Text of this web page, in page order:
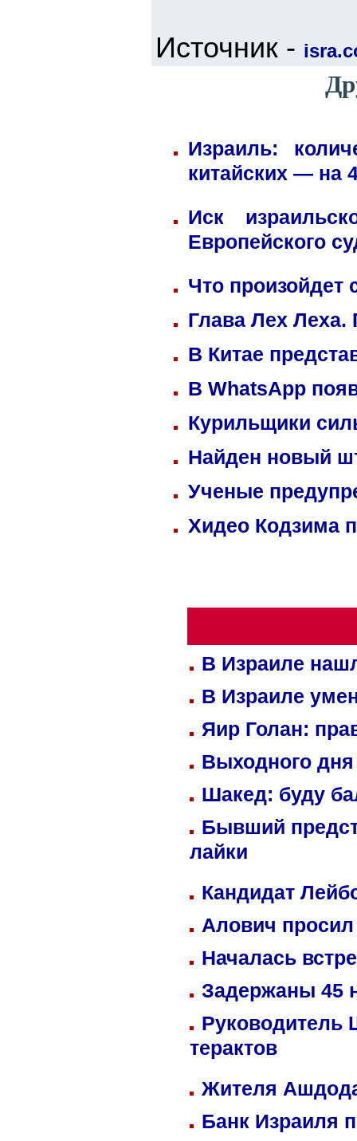
Источник -
Израиль:
китайских — на
Иск
Европейского
Что произойдет
Глава Лех
В Китае
В WhatsApp
Курильщики
Найден новый
Ученые
Хидео Кодзима
В Израиле
В Израиле
Яир Голан:
Выходного
Шакед: буду
Бывший
лайки
Кандидат
Алович просил
Началась
Задержаны 45
Руководитель
терактов
Жителя
Банк Израиля